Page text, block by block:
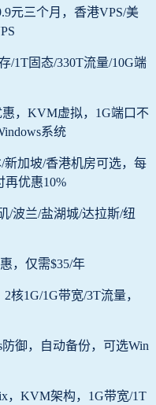
元三个月，香港VPS/美
/1T固态/330T流量/10G端
惠，KVM虚拟，1G端口不
系统
新加坡/香港机房可选，每
再优惠10%
/波兰/盐湖城/达拉斯/纽
，仅需$35/年
核1G/1G带宽/3T流量，
防御，自动备份，可选Win
，KVM架构，1G带宽/1T